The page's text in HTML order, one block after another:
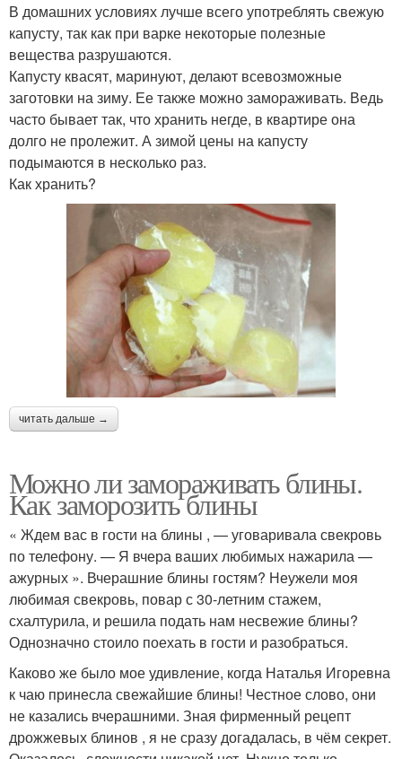
В домашних условиях лучше всего употреблять свежую
капусту, так как при варке некоторые полезные
вещества разрушаются.
Капусту квасят, маринуют, делают всевозможные
заготовки на зиму. Ее также можно замораживать. Ведь
часто бывает так, что хранить негде, в квартире она
долго не пролежит. А зимой цены на капусту
подымаются в несколько раз.
Как хранить?
читать дальше →
Можно ли замораживать блины.
Как заморозить блины
« Ждем вас в гости на блины , — уговаривала свекровь
по телефону. — Я вчера ваших любимых нажарила —
ажурных ». Вчерашние блины гостям? Неужели моя
любимая свекровь, повар с 30-летним стажем,
схалтурила, и решила подать нам несвежие блины?
Однозначно стоило поехать в гости и разобраться.
Каково же было мое удивление, когда Наталья Игоревна
к чаю принесла свежайшие блины! Честное слово, они
не казались вчерашними. Зная фирменный рецепт
дрожжевых блинов , я не сразу догадалась, в чём секрет.